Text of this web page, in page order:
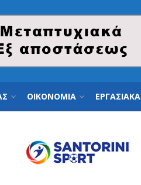
ΟΙΚΟΝΟΜΙΑ ΕΡΓΑΣΙΑΚΑ